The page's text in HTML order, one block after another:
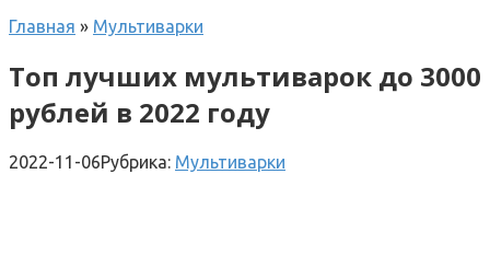
Главная » Мультиварки
Топ лучших мультиварок до 3000
рублей в 2022 году
2022-11-06Рубрика: Мультиварки